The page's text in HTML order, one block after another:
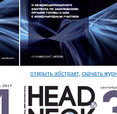
открыть абстракт, скачать